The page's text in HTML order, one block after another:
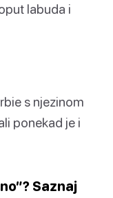
labuda i
s njezinom
ponekad je i
Saznaj